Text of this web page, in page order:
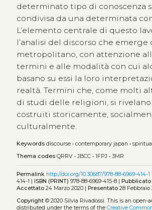
determinato tipo di conoscenza
condivisa da una determinata
L’elemento centrale di questo
l’analisi del discorso che emerge
metropolitano, con attenzione
termini e alle modalità con cui
basano su essi la loro
realtà. Termini che, come molti
di studi delle religioni, si rivelano
costruiti storicamente,
culturalmente.
Keywords discourse• contemporary japan •
Thema codes QRRV•JBCC• 1FPJ • 3MR
Permalink http://doi.org/10.30687/978-88-6969-414-1
414-1 | ISBN (PRINT) 978-88-6969-415-8 | Pubblicato
Accettato24 Marzo 2020 | Presentato28 Febbraio
Copyright© 2020 Silvia Rivadossi. This is an open-
distributed under the terms of the Creative